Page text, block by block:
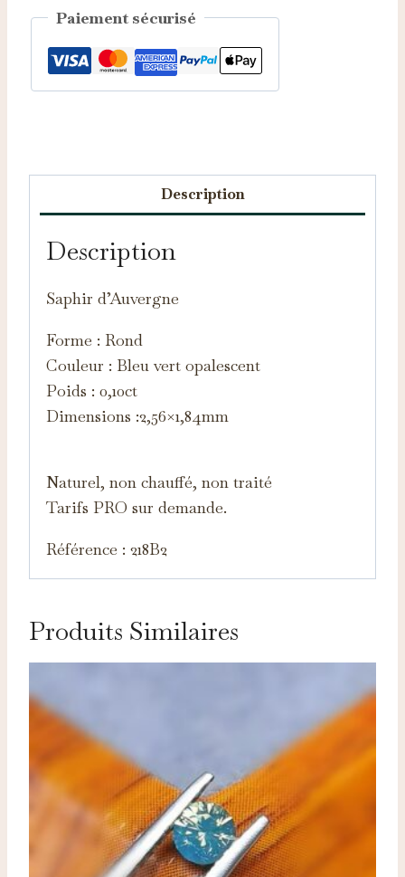
Paiement sécurisé
Description
Description
Saphir d’Auvergne
Forme : Rond
Couleur : Bleu vert opalescent
Poids : 0,10ct
Dimensions :2,56×1,84mm
Naturel, non chauffé, non traité
Tarifs PRO sur demande.
Référence : 218B2
Produits Similaires